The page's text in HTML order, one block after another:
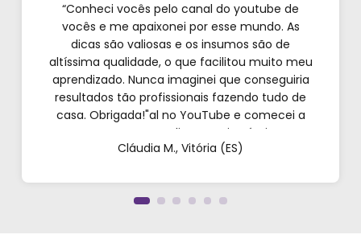
“Conheci vocês pelo canal do youtube de
vocês e me apaixonei por esse mundo. As
dicas são valiosas e os insumos são de
altíssima qualidade, o que facilitou muito meu
aprendizado. Nunca imaginei que conseguiria
resultados tão profissionais fazendo tudo de
casa. Obrigada!"al no YouTube e comecei a
testar em casa. As dicas são incríveis e os
produtos são exatamente como mostram nos
perfumes!”
Cláudia M., Vitória (ES)